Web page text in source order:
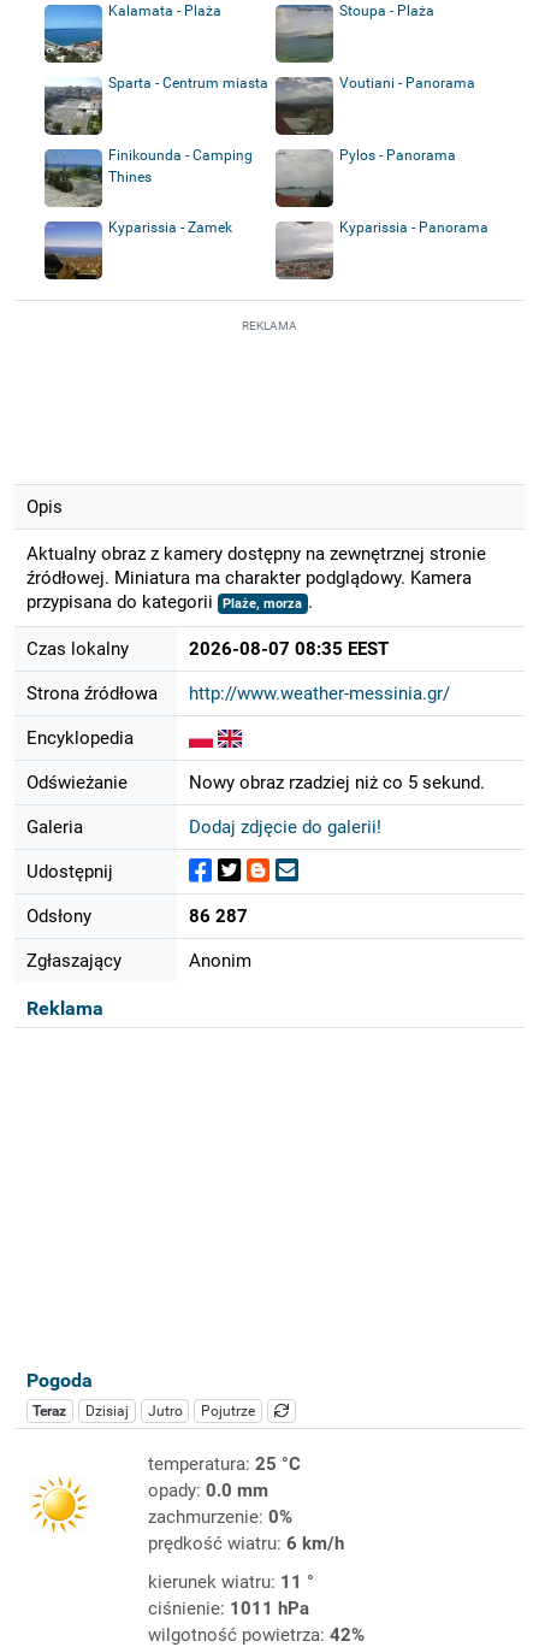
Kalamata - Plaża Stoupa - Plaża
Sparta - Centrum miasta Voutiani - Panorama
Finikounda - Camping
Thines
Pylos - Panorama
Kyparissia - Zamek Kyparissia - Panorama
REKLAMA
Opis
Aktualny obraz z kamery dostępny na zewnętrznej stronie
źródłowej. Miniatura ma charakter podglądowy. Kamera
przypisana do kategorii
Plaże, morza .
Czas lokalny 2026-08-07 08:35 EEST
Strona źródłowa http://www.weather-messinia.gr/
Encyklopedia
Odświeżanie Nowy obraz rzadziej niż co 5 sekund.
Galeria Dodaj zdjęcie do galerii!
Udostępnij
Odsłony 86 287
Zgłaszający Anonim
Reklama
Pogoda
Teraz Dzisiaj Jutro Pojutrze
temperatura: 25 °C
opady: 0.0 mm
zachmurzenie: 0%
prędkość wiatru: 6 km/h
kierunek wiatru: 11 °
ciśnienie: 1011 hPa
wilgotność powietrza: 42%